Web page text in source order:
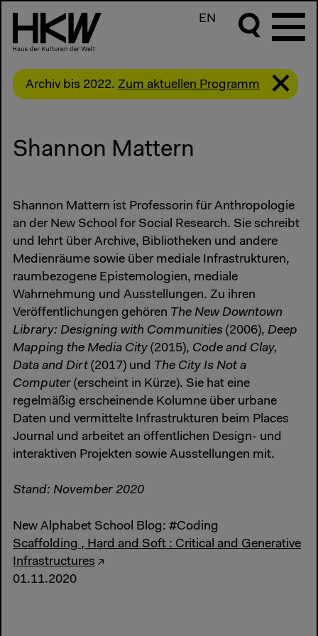
EN
Archiv bis 2022. Zum aktuellen Programm
Shannon Mattern
Shannon Mattern ist Professorin für Anthropologie
an der New School for Social Research. Sie schreibt
und lehrt über Archive, Bibliotheken und andere
Medienräume sowie über mediale Infrastrukturen,
raumbezogene Epistemologien, mediale
Wahrnehmung und Ausstellungen. Zu ihren
Veröffentlichungen gehören The New Downtown
Library: Designing with Communities (2006), Deep
Mapping the Media City (2015), Code and Clay,
Data and Dirt (2017) und The City Is Not a
Computer (erscheint in Kürze). Sie hat eine
regelmäßig erscheinende Kolumne über urbane
Daten und vermittelte Infrastrukturen beim Places
Journal und arbeitet an öffentlichen Design- und
interaktiven Projekten sowie Ausstellungen mit.
Stand: November 2020
New Alphabet School Blog: #Coding
Scaffolding , Hard and Soft : Critical and Generative
Infrastructures
01.11.2020